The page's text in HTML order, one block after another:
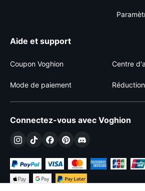
Aide et support
Coupon Voghion Centre
Mode de paiement
Connectez-vous avec Voghion